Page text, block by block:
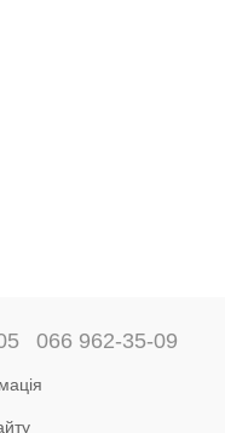
066 962-35-09